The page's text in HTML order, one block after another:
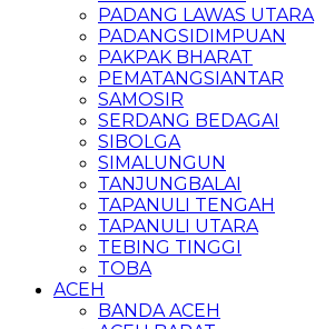
PADANG LAWAS UTARA
PADANGSIDIMPUAN
PAKPAK BHARAT
PEMATANGSIANTAR
SAMOSIR
SERDANG BEDAGAI
SIBOLGA
SIMALUNGUN
TANJUNGBALAI
TAPANULI TENGAH
TAPANULI UTARA
TEBING TINGGI
TOBA
ACEH
BANDA ACEH